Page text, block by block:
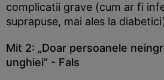
complicatii grave (cum ar fi
suprapuse, mai ales la
Mit 2: „Doar persoanele
unghiei” - Fals